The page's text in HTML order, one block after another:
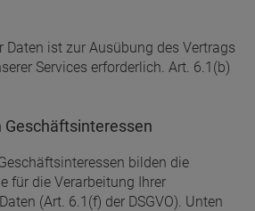
Daten ist zur Ausübung des Vertrags
Services erforderlich. Art. 6.1(b)
Geschäftsinteressen
bilden die
für die Verarbeitung Ihrer
(Art. 6.1(f) der DSGVO). Unten